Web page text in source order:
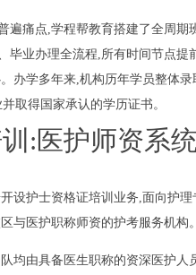
遍痛点,学程帮教育搭建了全周
毕业办理全流程,所有时间节点提
办学多年来,机构历年学员整体
取得国家承认的学历证书。
:医护师资系
设护士资格证培训业务,面向护
与医护职称师资的护考服务机构。
均由具备医生职称的资深医护人